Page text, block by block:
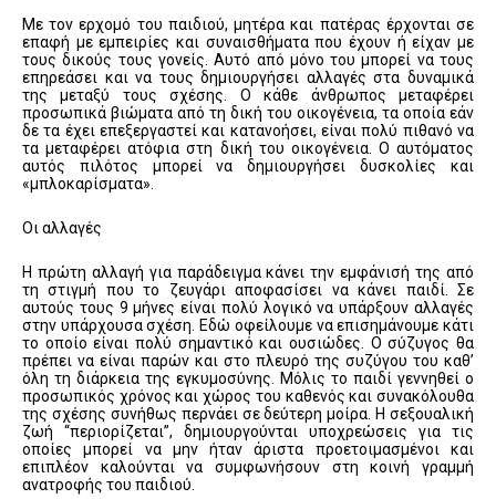
Με τον ερχομό του παιδιού, μητέρα και πατέρας έρχονται σε
επαφή με εμπειρίες και συναισθήματα που έχουν ή είχαν με
τους δικούς τους γονείς. Αυτό από μόνο του μπορεί να τους
επηρεάσει και να τους δημιουργήσει αλλαγές στα δυναμικά
της μεταξύ τους σχέσης. Ο κάθε άνθρωπος μεταφέρει
προσωπικά βιώματα από τη δική του οικογένεια, τα οποία εάν
δε τα έχει επεξεργαστεί και κατανοήσει, είναι πολύ πιθανό να
τα μεταφέρει ατόφια στη δική του οικογένεια. Ο αυτόματος
αυτός πιλότος μπορεί να δημιουργήσει δυσκολίες και
«μπλοκαρίσματα».
Οι αλλαγές
Η πρώτη αλλαγή για παράδειγμα κάνει την εμφάνισή της από
τη στιγμή που το ζευγάρι αποφασίσει να κάνει παιδί. Σε
αυτούς τους 9 μήνες είναι πολύ λογικό να υπάρξουν αλλαγές
στην υπάρχουσα σχέση. Εδώ οφείλουμε να επισημάνουμε κάτι
το οποίο είναι πολύ σημαντικό και ουσιώδες. Ο σύζυγος θα
πρέπει να είναι παρών και στο πλευρό της συζύγου του καθ’
όλη τη διάρκεια της εγκυμοσύνης. Μόλις το παιδί γεννηθεί ο
προσωπικός χρόνος και χώρος του καθενός και συνακόλουθα
της σχέσης συνήθως περνάει σε δεύτερη μοίρα. Η σεξουαλική
ζωή “περιορίζεται”, δημιουργούνται υποχρεώσεις για τις
οποίες μπορεί να μην ήταν άριστα προετοιμασμένοι και
επιπλέον καλούνται να συμφωνήσουν στη κοινή γραμμή
ανατροφής του παιδιού.